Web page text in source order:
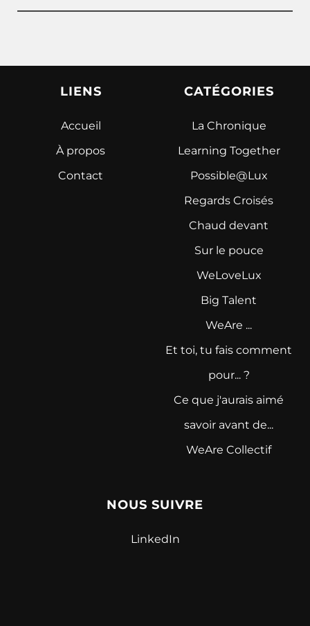
LIENS
Accueil
À propos
Contact
CATÉGORIES
La Chronique
Learning Together
Possible@Lux
Regards Croisés
Chaud devant
Sur le pouce
WeLoveLux
Big Talent
WeAre ...
Et toi, tu fais comment
pour... ?
Ce que j'aurais aimé
savoir avant de...
WeAre Collectif
NOUS SUIVRE
LinkedIn